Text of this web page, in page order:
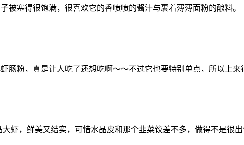
塞得很饱满，很喜欢它的香喷喷的酱汁与裹着薄薄面粉的酿料。
肠粉，真是让人吃了还想吃啊～～不过它也要特别单点，所以上来
虾，鲜美又结实，可惜水晶皮和那个韭菜饺差不多，做得不是很出